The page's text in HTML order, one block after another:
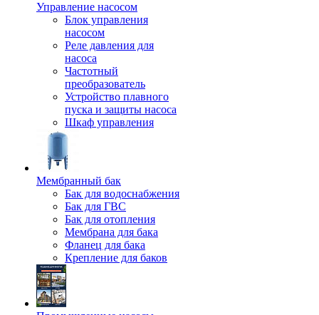
Управление насосом
Блок управления
насосом
Реле давления для
насоса
Частотный
преобразователь
Устройство плавного
пуска и защиты насоса
Шкаф управления
Мембранный бак
Бак для водоснабжения
Бак для ГВС
Бак для отопления
Мембрана для бака
Фланец для бака
Крепление для баков